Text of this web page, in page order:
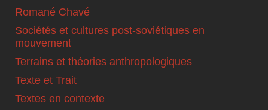
Romané Chavé
Sociétés et cultures post-soviétiques en
mouvement
Terrains et théories anthropologiques
Texte et Trait
Textes en contexte